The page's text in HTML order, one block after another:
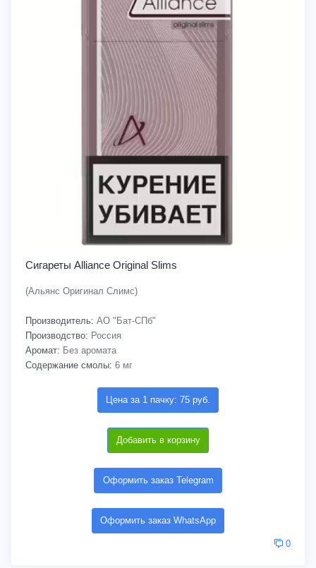
Сигареты Alliance Original Slims
(Альянс Оригинал Слимс)
Производитель: АО "Бат-СПб"
Производство: Россия
Аромат: Без аромата
Содержание смолы: 6 мг
Цена за 1 пачку: 75 руб.
Добавить в корзину
Оформить заказ Telegram
Оформить заказ WhatsApp
0